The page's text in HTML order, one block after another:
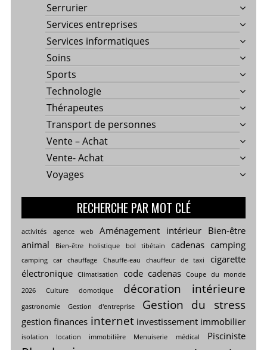
Serrurier
Services entreprises
Services informatiques
Soins
Sports
Technologie
Thérapeutes
Transport de personnes
Vente – Achat
Vente- Achat
Voyages
RECHERCHE PAR MOT CLÉ
activités agence web Aménagement intérieur Bien-être
animal
Bien-être holistique bol tibétain cadenas camping
camping car chauffage Chauffe-eau chauffeur de taxi
cigarette
électronique Climatisation code cadenas Coupe du monde
2026
Culture domotique décoration intérieure
gastronomie Gestion d'entreprise Gestion du stress
gestion finances internet investissement immobilier
isolation location immobilière Menuiserie médical Pisciniste